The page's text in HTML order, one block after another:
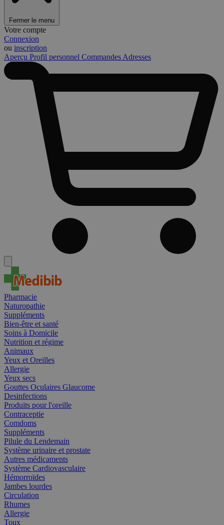
Fermer le menu
Votre compte
Connexion
ou inscription
Aperçu Profil personnel Commandes Adresses
Pharmacie
Naturopathie
Suppléments
Bien-être et santé
Soins à Domicile
Nutrition et régime
Animaux
Yeux et Oreilles
Allergie
Yeux secs
Gouttes Oculaires Glaucome
Desinfections
Produits pour l'oreille
Contraceptie
Comdoms
Suppléments
Pilule du Lendemain
Système urinaire et prostate
Autres médicaments
Système Cardiovasculaire
Hémorroïdes
Jambes lourdes
Circulation
Rhumes
Allergie
Toux